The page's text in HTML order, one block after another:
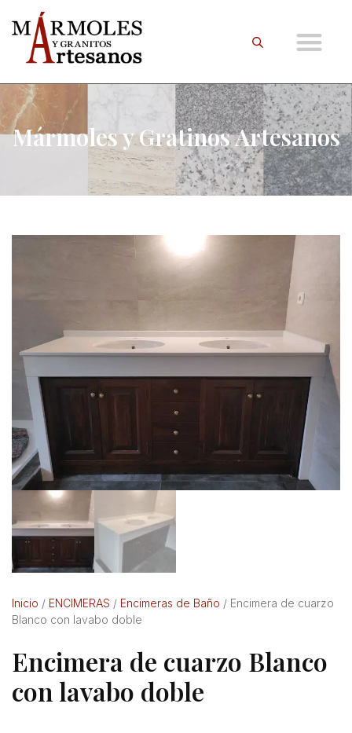
Mármoles y Gratinos Artesanos
Inicio / ENCIMERAS / Encimeras de Baño / Encimera de cuarzo
Blanco con lavabo doble
Encimera de cuarzo Blanco
con lavabo doble